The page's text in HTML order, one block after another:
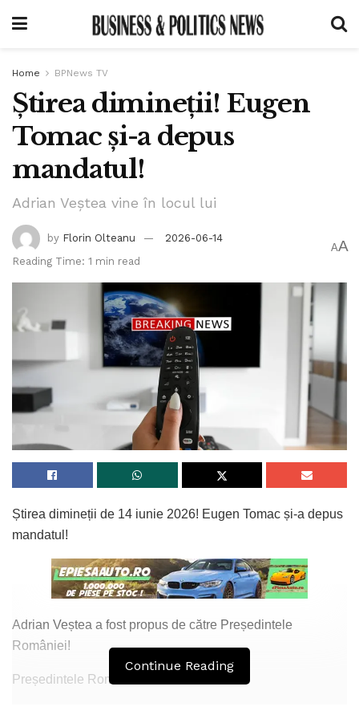
Home BPNews TV
Știrea dimineții! Eugen
Tomac și-a depus
mandatul!
Adrian Veștea vine în locul lui
by Florin Olteanu
2026-06-14
Reading Time: 1 min read
AA
Știrea dimineții de 14 iunie 2026! Eugen Tomac și-a depus
mandatul!
Adrian Veștea a fost propus de către Președintele
României!
Președintele României a declarat:
Continue Reading